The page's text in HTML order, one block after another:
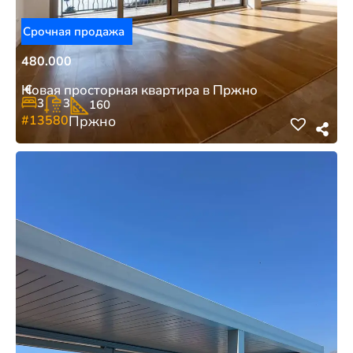
480.000
€
Новая просторная квартира в Пржно
3 3 160
#13580Пржно
Срочная продажа